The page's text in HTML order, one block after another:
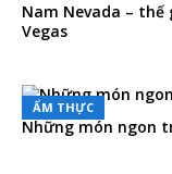
Nam Nevada –
Vegas
ẨM THỰC
Những món ngon